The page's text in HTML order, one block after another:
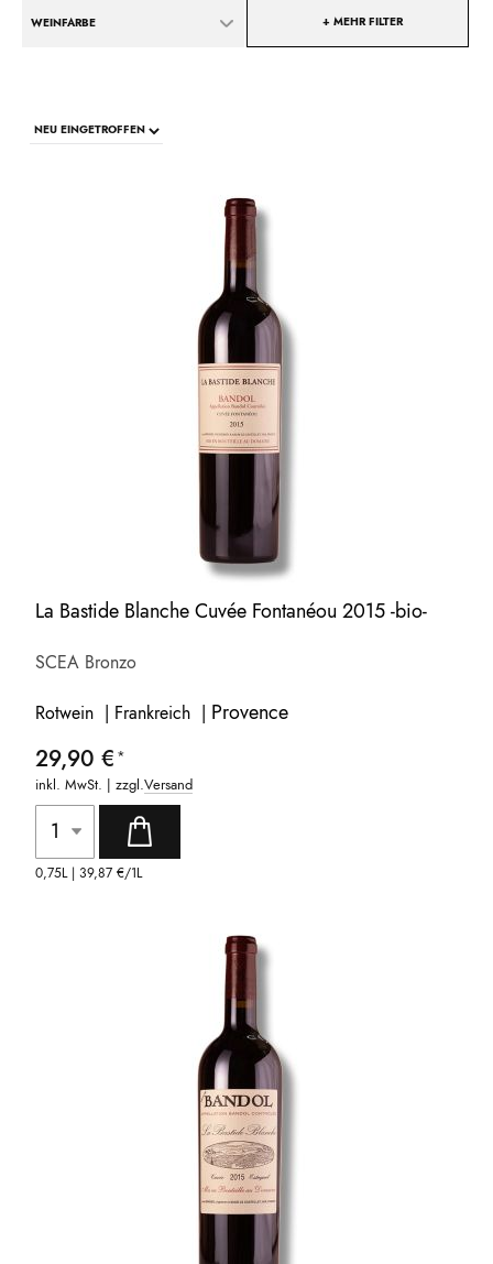
La Bastide Blanche Cuvée Fontanéou 2015 -bio-
SCEA Bronzo
Rotwein | Frankreich | Provence
29,90 €
inkl. MwSt. | zzgl.Versand
0,75L |39,87 €/1L
WEINFARBE + MEHR FILTER